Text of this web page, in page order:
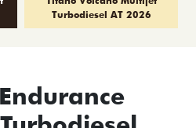
Turbodiesel AT 2026